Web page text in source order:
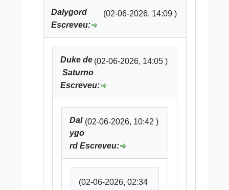
(02-06-2026, 14:09 )
Dalygord
Escreveu:
(02-06-2026, 14:05 )
Duke de
Saturno
Escreveu:
(02-06-2026, 10:42 )
Dal
ygo
rd Escreveu:
(02-06-2026, 02:34